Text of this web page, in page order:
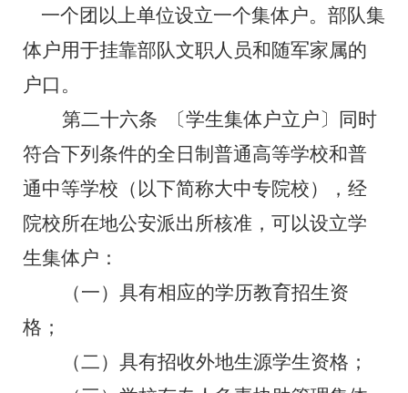
一个团以上单位设立一个集体户。部队集
体户用于挂靠部队文职人员和随军家属的
户口。
第二十六条
〔学生集体户立户〕同时
符合下列条件的全日制普通高等学校和普
通中等学校（以下简称大中专院校），经
院校所在地公安派出所核准，可以设立学
生集体户：
（一）具有相应的学历教育招生资
格；
（二）具有招收外地生源学生资格；